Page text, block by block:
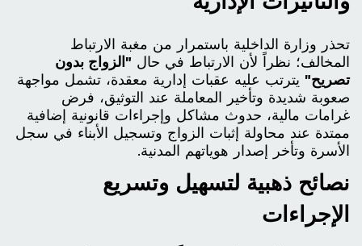
تحذر وزارة الداخلية باستمرار من مغبة الارتباط
المخالف؛ نظراً لأن الارتباط في حال "الزواج بدون
تصريح" يترتب عليه عقبات إدارية معقدة، تشمل مواجهة
صعوبة شديدة وتأخير المعاملة عند التوثيق، فرض
غرامات مالية، حدوث مشاكل وإجراءات قانونية إضافية
ممتدة عند محاولة إثبات الزواج وتسجيل الأبناء في سجل
الأسرة وتأخر إصدار هوياتهم المدنية.
نصائح ذهبية لتسهيل وتسريع
الإجراءات